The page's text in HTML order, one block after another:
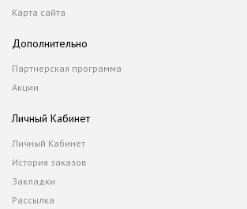
Карта сайта
Дополнительно
Партнерская программа
Акции
Личный Кабинет
Личный Кабинет
История заказов
Закладки
Рассылка